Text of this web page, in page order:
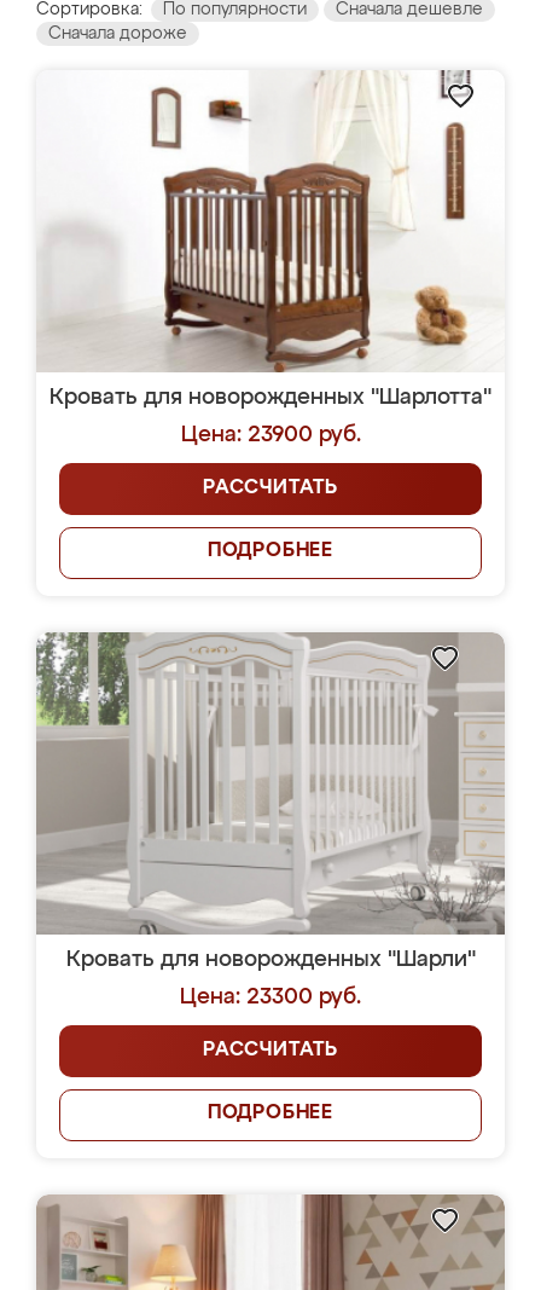
Сортировка: По популярности
Сначала дешевле
Сначала дороже
Кровать для новорожденных "Шарлотта"
Цена: 23900 руб.
РАССЧИТАТЬ
ПОДРОБНЕЕ
Кровать для новорожденных "Шарли"
Цена: 23300 руб.
РАССЧИТАТЬ
ПОДРОБНЕЕ